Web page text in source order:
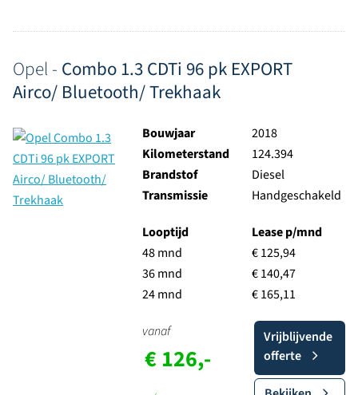
Opel - Combo 1.3 CDTi 96 pk EXPORT
Airco/ Bluetooth/ Trekhaak
Bouwjaar
2018
Kilometerstand
124.394
Brandstof
Diesel
Transmissie
Handgeschakeld
Looptijd
48 mnd
36 mnd
24 mnd
Lease p/mnd
€ 125,94
€ 140,47
€ 165,11
vanaf
€ 126,-
Vrijblijvende
offerte